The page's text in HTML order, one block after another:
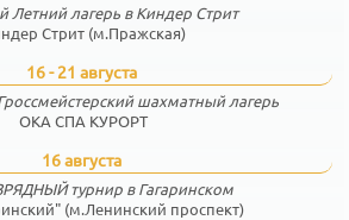
Летний лагерь в Киндер Стрит
Стрит (м.Пражская)
16 - 21 августа
шахматный лагерь
ОКА СПА КУРОРТ
16 августа
турнир в Гагаринском
(м.Ленинский проспект)